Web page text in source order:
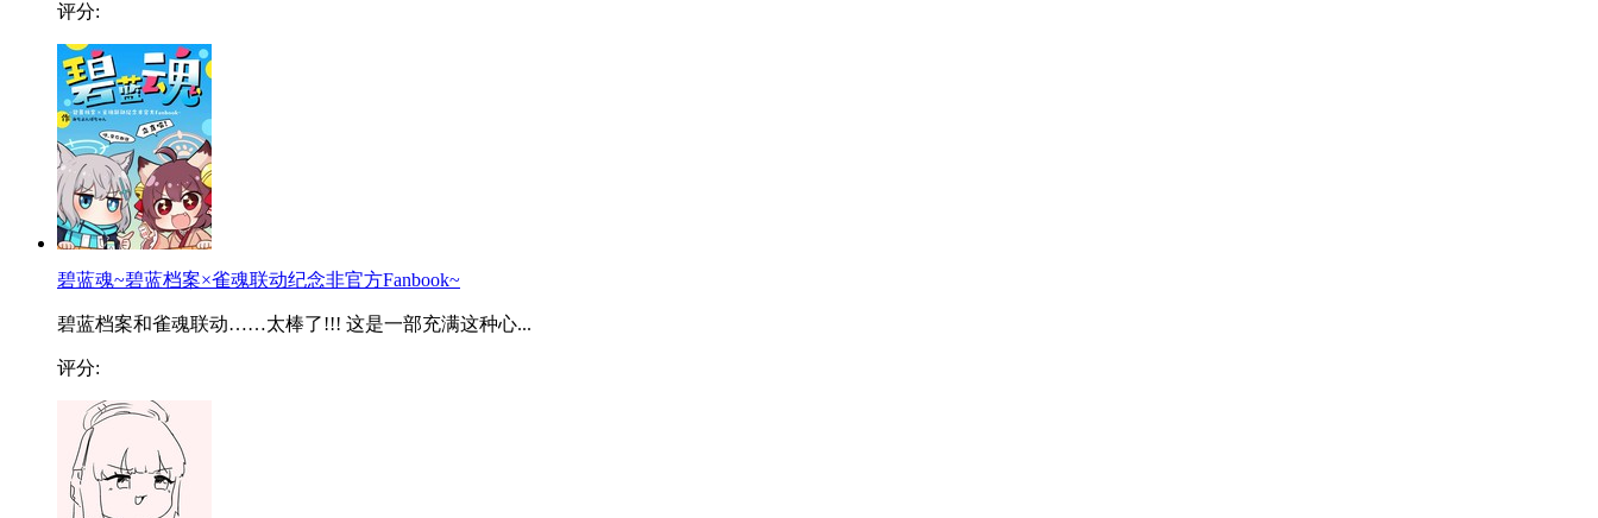
评分:
碧蓝魂~碧蓝档案×雀魂联动纪念非官方Fanbook~
碧蓝档案和雀魂联动……太棒了!!! 这是一部充满这种心...
评分: